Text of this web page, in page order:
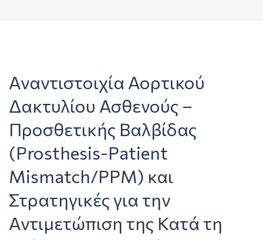
Αναντιστοιχία Αορτικού
Δακτυλίου Ασθενούς –
Προσθετικής Βαλβίδας
(Prosthesis-Patient
Mismatch/PPM) και
Στρατηγικές για την
Αντιμετώπιση της Κατά τη